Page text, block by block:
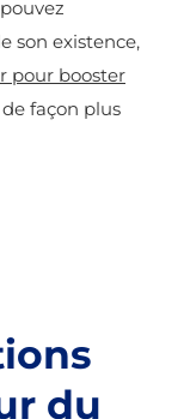
son existence,
pour booster
de façon plus
du